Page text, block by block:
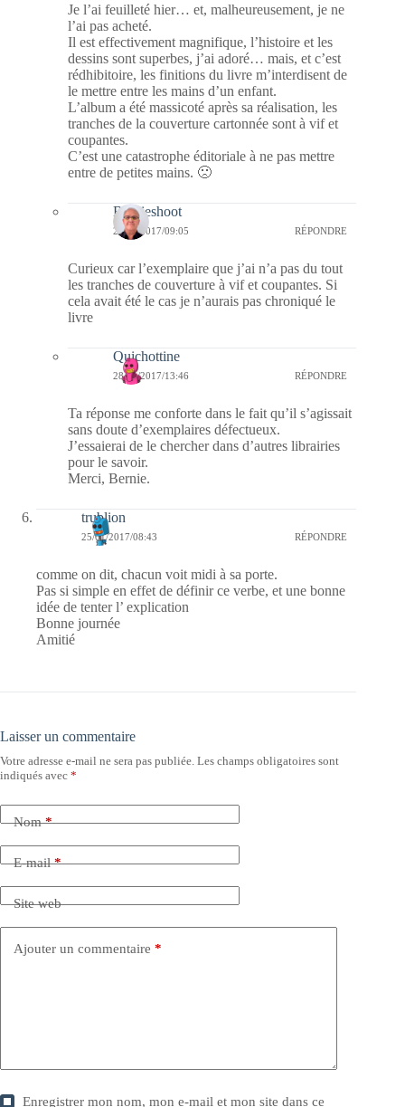
Je l’ai feuilleté hier… et, malheureusement, je ne
l’ai pas acheté.
Il est effectivement magnifique, l’histoire et les
dessins sont superbes, j’ai adoré… mais, et c’est
rédhibitoire, les finitions du livre m’interdisent de
le mettre entre les mains d’un enfant.
L’album a été massicoté après sa réalisation, les
tranches de la couverture cartonnée sont à vif et
coupantes.
C’est une catastrophe éditoriale à ne pas mettre
entre de petites mains. 🙁
Bernieshoot
28/01/2017/09:05 RÉPONDRE
Curieux car l’exemplaire que j’ai n’a pas du tout
les tranches de couverture à vif et coupantes. Si
cela avait été le cas je n’aurais pas chroniqué le
livre
Quichottine
28/01/2017/13:46 RÉPONDRE
Ta réponse me conforte dans le fait qu’il s’agissait
sans doute d’exemplaires défectueux.
J’essaierai de le chercher dans d’autres librairies
pour le savoir.
Merci, Bernie.
trublion
25/01/2017/08:43 RÉPONDRE
comme on dit, chacun voit midi à sa porte.
Pas si simple en effet de définir ce verbe, et une bonne
idée de tenter l’ explication
Bonne journée
Amitié
Laisser un commentaire
Votre adresse e-mail ne sera pas publiée. Les champs obligatoires sont
indiqués avec *
Nom*
E-mail*
Site web
Ajouter un commentaire *
Enregistrer mon nom, mon e-mail et mon site dans ce